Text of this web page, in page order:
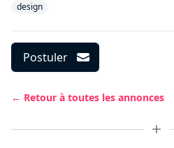
design
Postuler
← Retour à toutes les annonces